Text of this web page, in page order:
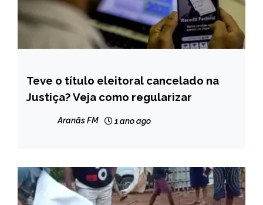
BRASIL
NOTÍCIAS
Teve o título eleitoral cancelado na
Justiça? Veja como regularizar
Aranãs FM 1 ano ago